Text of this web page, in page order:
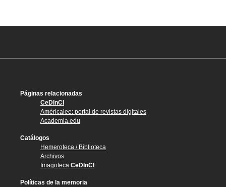
Páginas relacionadas
CeDInCI
Américalee: portal de revistas digitales
Academia.edu
Catálogos
Hemeroteca / Biblioteca
Archivos
Imagoteca CeDInCI
Políticas de la memoria